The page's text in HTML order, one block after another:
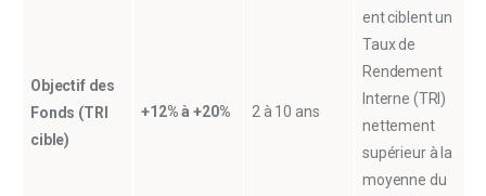
Objectif des
Fonds (TRI
cible)
+12% à +20% 2 à 10 ans
ent ciblent un
Taux de
Rendement
Interne (TRI)
nettement
supérieur à la
moyenne du